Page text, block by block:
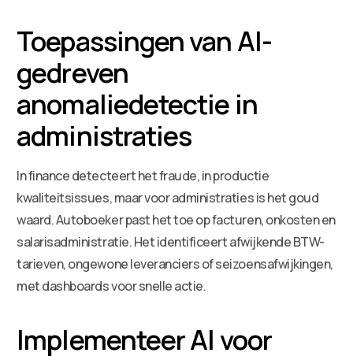
Toepassingen van AI-
gedreven
anomaliedetectie in
administraties
In finance detecteert het fraude, in productie
kwaliteitsissues, maar voor administraties is het goud
waard. Autoboeker past het toe op facturen, onkosten en
salarisadministratie. Het identificeert afwijkende BTW-
tarieven, ongewone leveranciers of seizoensafwijkingen,
met dashboards voor snelle actie.
Implementeer AI voor